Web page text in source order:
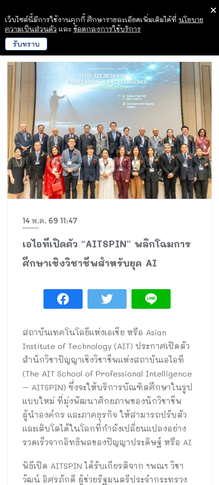
14 พ.ค. 69 11:47
เอไอทีเปิดตัว “AITSPIN” พลิกโฉมการ
ศึกษาเชิงวิชาชีพสำหรับยุค AI
สถาบันเทคโนโลยีแห่งเอเชีย หรือ Asian
Institute of Technology (AIT) ประกาศเปิดตัว
สำนักวิชาปัญญาเชิงวิชาชีพแห่งสถาบันเอไอที
(The AIT School of Professional Intelligence
– AITSPIN) ซึ่งจะให้บริการบัณฑิตศึกษาในรูป
แบบใหม่ ที่มุ่งพัฒนาศักยภาพของนักวิชาชีพ
ผู้นำองค์กร และภาคธุรกิจ ให้สามารถปรับตัว
และเติบโตได้ในโลกที่กำลังเปลี่ยนแปลงอย่าง
รวดเร็วจากอิทธิพลของปัญญาประดิษฐ์ หรือ AI
พิธีเปิด AITSPIN ได้รับเกียรติจาก ฯพณฯ วิชา
วัฒน์ อิศรภักดี ผู้ช่วยรัฐมนตรีประจำกระทรวง
เว็บไซต์นี้มีการใช้งานคุกกี้ ศึกษารายละเอียดเพิ่มเติมได้ที่ นโยบาย
ความเป็นส่วนตัว และ ข้อตกลงการใช้บริการ
รับทราบ